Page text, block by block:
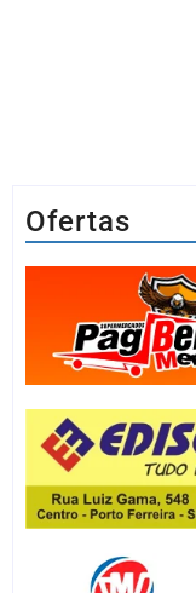
Ofertas